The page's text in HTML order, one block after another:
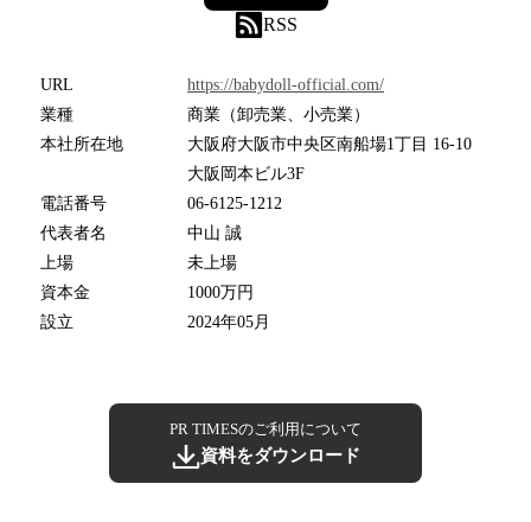
RSS
URL
https://babydoll-official.com/
業種
商業（卸売業、小売業）
本社所在地
大阪府大阪市中央区南船場1丁目 16-10
大阪岡本ビル3F
電話番号
06-6125-1212
代表者名
中山 誠
上場
未上場
資本金
1000万円
設立
2024年05月
PR TIMESのご利用について
資料をダウンロード